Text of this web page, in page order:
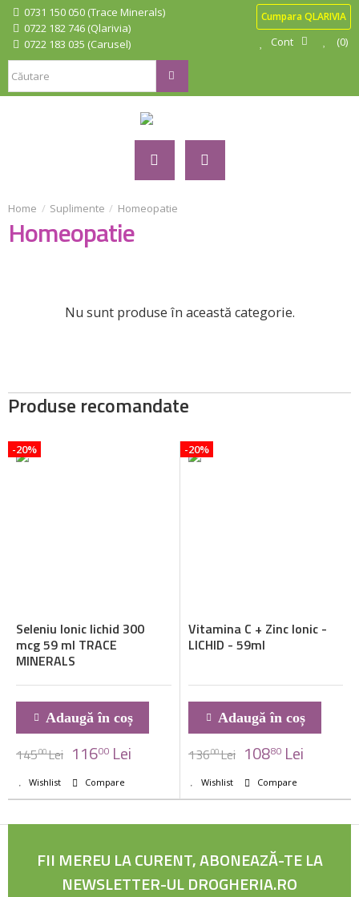
0731 150 050 (Trace Minerals)
0722 182 746 (Qlarivia)
0722 183 035 (Carusel)
Cumpara QLARIVIA
Cont 0
Suplimente Homeopatie
Homeopatie
Nu sunt produse în această categorie.
Produse recomandate
Seleniu Ionic lichid 300
mcg 59 ml TRACE
MINERALS
Adaugă în coș
14500Lei 11600 Lei
Wishlist Compare
-20%
Vitamina C + Zinc Ionic -
LICHID - 59ml
Adaugă în coș
13600Lei 10880 Lei
Wishlist Compare
-20%
FII MEREU LA CURENT, ABONEAZĂ-TE LA
NEWSLETTER-UL DROGHERIA.RO